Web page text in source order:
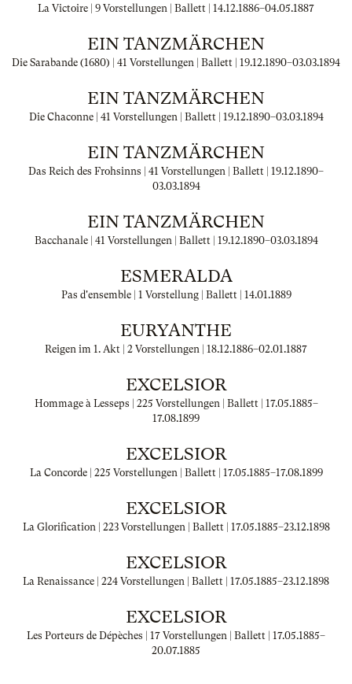
La Victoire | 9 Vorstellungen | Ballett | 14.12.1886–04.05.1887
EIN TANZMÄRCHEN
Die Sarabande (1680) | 41 Vorstellungen | Ballett | 19.12.1890–03.03.1894
EIN TANZMÄRCHEN
Die Chaconne | 41 Vorstellungen | Ballett | 19.12.1890–03.03.1894
EIN TANZMÄRCHEN
Das Reich des Frohsinns | 41 Vorstellungen | Ballett | 19.12.1890–
03.03.1894
EIN TANZMÄRCHEN
Bacchanale | 41 Vorstellungen | Ballett | 19.12.1890–03.03.1894
ESMERALDA
Pas d'ensemble | 1 Vorstellung | Ballett | 14.01.1889
EURYANTHE
Reigen im 1. Akt | 2 Vorstellungen | 18.12.1886–02.01.1887
EXCELSIOR
Hommage à Lesseps | 225 Vorstellungen | Ballett | 17.05.1885–
17.08.1899
EXCELSIOR
La Concorde | 225 Vorstellungen | Ballett | 17.05.1885–17.08.1899
EXCELSIOR
La Glorification | 223 Vorstellungen | Ballett | 17.05.1885–23.12.1898
EXCELSIOR
La Renaissance | 224 Vorstellungen | Ballett | 17.05.1885–23.12.1898
EXCELSIOR
Les Porteurs de Dépèches | 17 Vorstellungen | Ballett | 17.05.1885–
20.07.1885